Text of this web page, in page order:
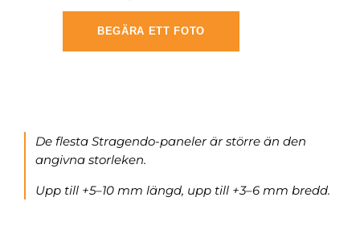
BEGÄRA ETT FOTO
De flesta Stragendo-paneler är större än den
angivna storleken.
Upp till +5–10 mm längd, upp till +3–6 mm bredd.